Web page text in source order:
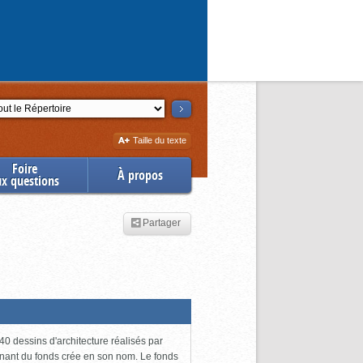
Augmenter
la
Taille du texte
Foire
questions À propos
Partager
dessins d'architecture réalisés par
du fonds crée en son nom. Le fonds